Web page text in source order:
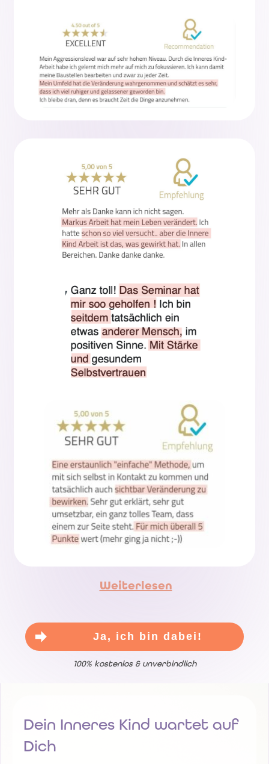
Weiterlesen
Ja, ich bin dabei!
100% kostenlos & unverbindlich
Dein Inneres Kind wartet auf
Dich